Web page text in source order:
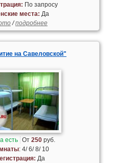
По запросу
места: Да
/подробнее
на Савеловской"
есть От250 руб.
: 4/ 6/ 8/ 10
Да